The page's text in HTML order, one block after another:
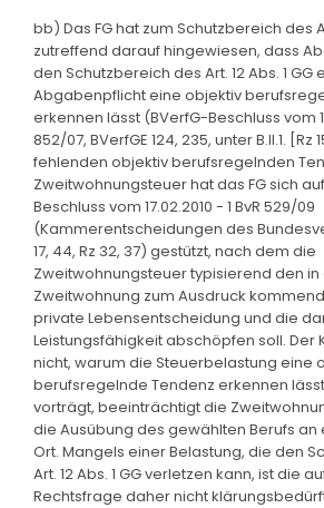
bb) Das FG hat zum Schutzbereich des
zutreffend darauf hingewiesen, dass
den Schutzbereich des Art. 12 Abs. 1
Abgabenpflicht eine objektiv
erkennen lässt (BVerfG-Beschluss vom
852/07, BVerfGE 124, 235, unter B.II.1. [Rz
fehlenden objektiv berufsregelnden
Zweitwohnungsteuer hat das FG sich
Beschluss vom 17.02.2010 - 1 BvR 529/09
(Kammerentscheidungen des
17, 44, Rz 32, 37) gestützt, nach dem die
Zweitwohnungsteuer typisierend den
Zweitwohnung zum Ausdruck
private Lebensentscheidung und die
Leistungsfähigkeit abschöpfen soll. Der
nicht, warum die Steuerbelastung eine
berufsregelnde Tendenz erkennen
vorträgt, beeinträchtigt die
die Ausübung des gewählten Berufs
Ort. Mangels einer Belastung, die den
Art. 12 Abs. 1 GG verletzen kann, ist die
Rechtsfrage daher nicht